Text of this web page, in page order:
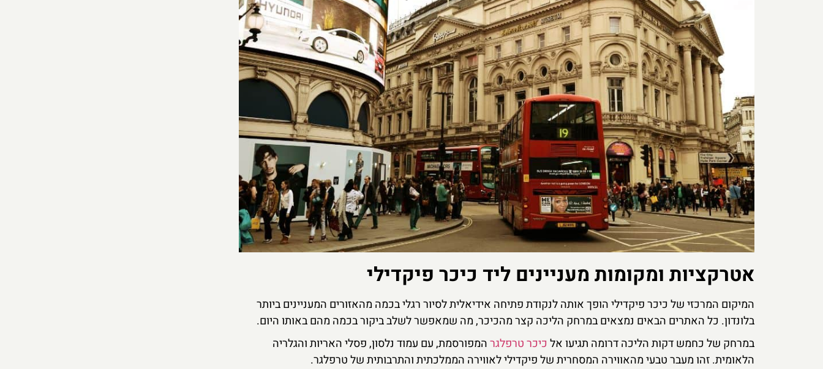
אטרקציות ומקומות מעניינים ליד כיכר פיקדילי
המיקום המרכזי של כיכר פיקדילי הופך אותה לנקודת פתיחה אידיאלית לסיור רגלי בכמה מהאזורים המעניינים ביותר
בלונדון. כל האתרים הבאים נמצאים במרחק הליכה קצר מהכיכר, מה שמאפשר לשלב ביקור בכמה מהם באותו היום.
במרחק של כחמש דקות הליכה דרומה תגיעו אל כיכר טרפלגרהמפורסמת, עם עמוד נלסון, פסלי האריות והגלריה
הלאומית. זהו מעבר טבעי מהאווירה המסחרית של פיקדילי לאווירה הממלכתית והתרבותית של טרפלגר.